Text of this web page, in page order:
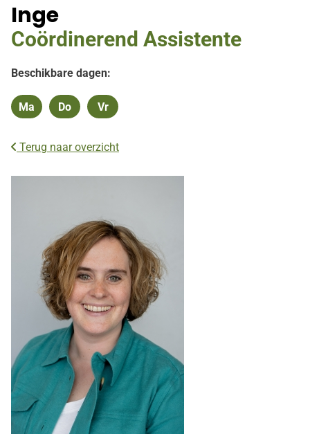
Inge
Coördinerend Assistente
Beschikbare dagen:
Maandag
Ma Donderdag
Do Vrijdag
Vr
Terug naar overzicht